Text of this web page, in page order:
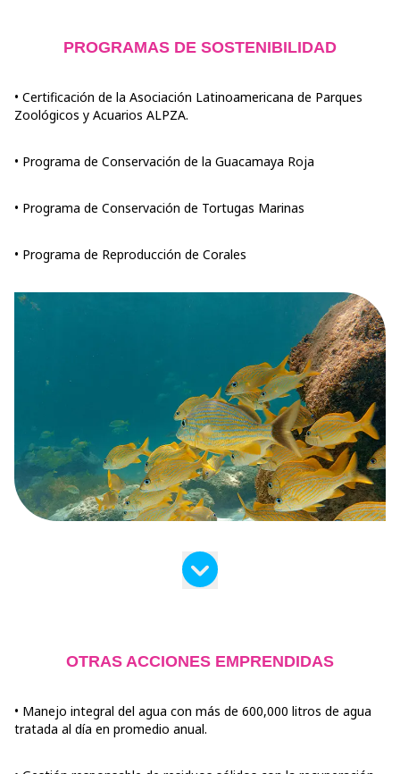
PROGRAMAS DE SOSTENIBILIDAD
• Certificación de la Asociación Latinoamericana de Parques
Zoológicos y Acuarios ALPZA.
• Programa de Conservación de la Guacamaya Roja
• Programa de Conservación de Tortugas Marinas
• Programa de Reproducción de Corales
OTRAS ACCIONES EMPRENDIDAS
• Manejo integral del agua con más de 600,000 litros de agua
tratada al día en promedio anual.